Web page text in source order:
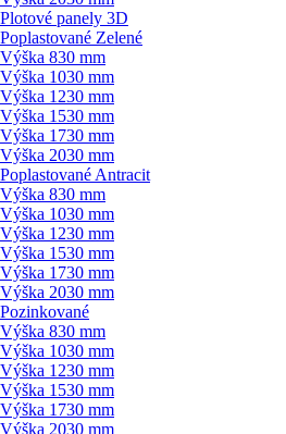
Plotové panely 3D
Poplastované Zelené
Výška 830 mm
Výška 1030 mm
Výška 1230 mm
Výška 1530 mm
Výška 1730 mm
Výška 2030 mm
Poplastované Antracit
Výška 830 mm
Výška 1030 mm
Výška 1230 mm
Výška 1530 mm
Výška 1730 mm
Výška 2030 mm
Pozinkované
Výška 830 mm
Výška 1030 mm
Výška 1230 mm
Výška 1530 mm
Výška 1730 mm
Výška 2030 mm